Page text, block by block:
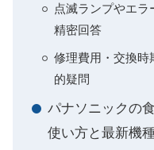
点滅ランプやエラ
精密回答
修理費用・交換時
的疑問
パナソニックの
使い方と最新機